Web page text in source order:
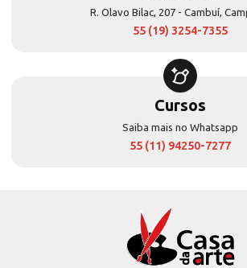
R. Olavo Bilac, 207 - Cambuí,
55 (19) 3254-7355
Cursos
Saiba mais no Whatsapp
55 (11) 94250-7277